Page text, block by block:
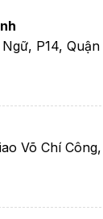
P14,
Võ Chí